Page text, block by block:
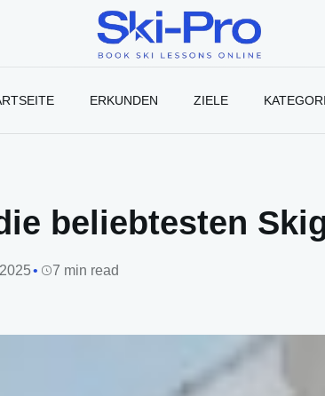
Ski-
ERKUNDEN ZIELE
beliebtesten
7 min read